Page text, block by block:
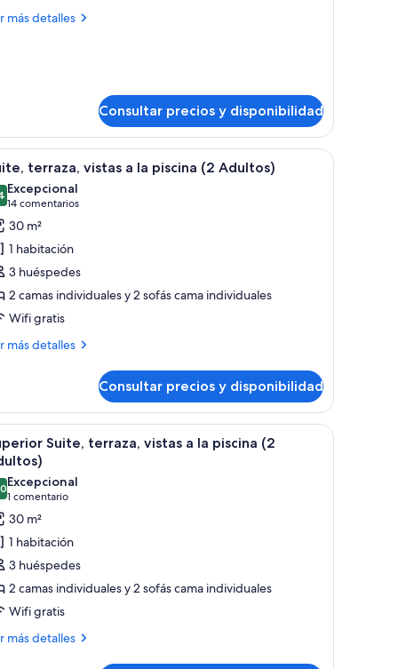
más detalles
Consultar precios y disponibilidad
escritorio y vista a la ciudad por la ventana.Habitación de hotel con cama, televisor,
6 terraza, vistas a la piscina (2 Adultos)
de 10
Excepcional
14 comentarios
(14 comentarios)
30 m²
1 habitación
3 huéspedes
2 camas individuales y 2 sofás cama individuales
Wifi gratis
más detalles
Consultar precios y disponibilidad
de madera, un ventanal grande con cortinas translúcidas y obras de
Un edificio de gran altura con varios pisos,
6
Suite, terraza, vistas a la piscina (2
de 10
Excepcional
1 comentario
(1 comentario)
30 m²
1 habitación
3 huéspedes
2 camas individuales y 2 sofás cama individuales
Wifi gratis
más detalles